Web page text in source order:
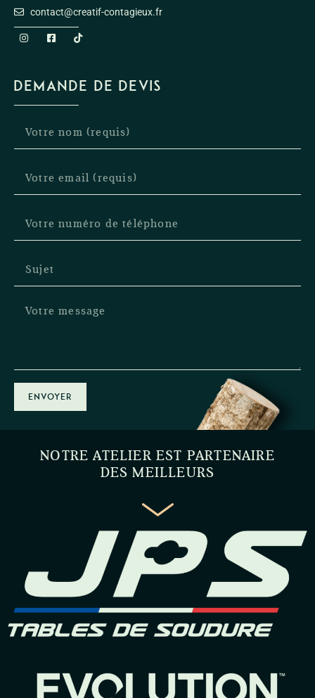
contact@creatif-contagieux.fr
DEMANDE DE DEVIS
ENVOYER
NOTRE ATELIER EST PARTENAIRE
DES MEILLEURS